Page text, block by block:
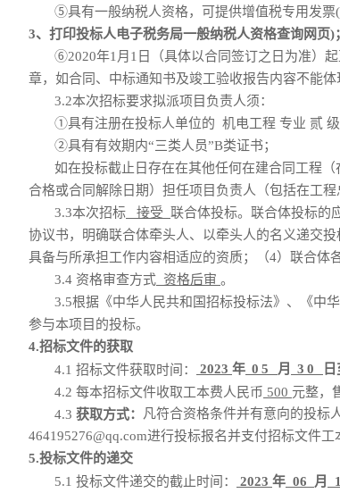
⑤具有一般纳税人资格，可提供增值税专用发票
3、打印投标人电子税务局一般纳税人资格查询网页)；
⑥2020年1月1日（具体以合同签订之日为准）
章，如合同、中标通知书及竣工验收报告内容不能体
3.2本次招标要求拟派项目负责人须：
①具有注册在投标人单位的 机电工程 专业 贰
②具有有效期内“三类人员”B类证书；
如在投标截止日存在在其他任何在建合同工程
合格或合同解除日期）担任项目负责人（包括在工
3.3本次招标 接受 联合体投标。 联合体投标的
协议书，明确联合体牵头人、以牵头人的名义递交
具备与所承担工作内容相适应的资质；（4）联合体
3.4 资格审查方式 资格后审 。
3.5根据《中华人民共和国招标投标法》、《中
参与本项目的投标。
4.招标文件的获取
4.1 招标文件获取时间：
2023 年 05 月 30 日
4.2 每本招标文件收取工本费人民币 500 元整，
4.3 获取方式： 凡符合资格条件并有意向的投标
464195276@qq.com进行投标报名并支付招标文件
5.投标文件的递交
5.1 投标文件递交的截止时间：
2023 年 06 月